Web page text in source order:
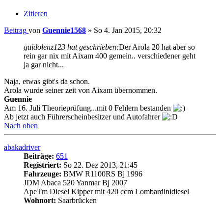
Zitieren
Beitrag von Guennie1568 » So 4. Jan 2015, 20:32
guidolenz123 hat geschrieben:Der Arola 20 hat aber so
rein gar nix mit Aixam 400 gemein.. verschiedener geht
ja gar nicht...
Naja, etwas gibt's da schon.
Arola wurde seiner zeit von Aixam übernommen.
Guennie
Am 16. Juli Theorieprüfung...mit 0 Fehlern bestanden
Ab jetzt auch Führerscheinbesitzer und Autofahrer
Nach oben
abakadriver
Beiträge: 651
Registriert: So 22. Dez 2013, 21:45
Fahrzeuge: BMW R1100RS Bj 1996
JDM Abaca 520 Yanmar Bj 2007
ApeTm Diesel Kipper mit 420 ccm Lombardinidiesel
Wohnort: Saarbrücken